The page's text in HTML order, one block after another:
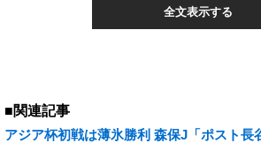
全文表示する
■関連記事
アジア杯初戦は薄氷勝利 森保J「ポスト長